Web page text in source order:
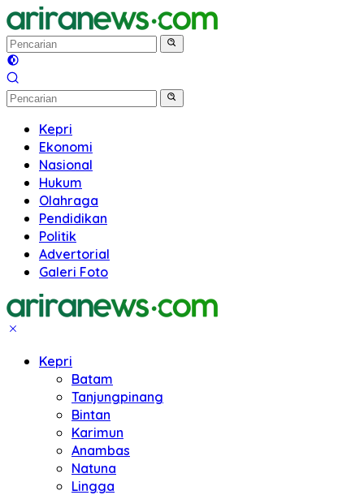
Langsung
ke
konten
Kepri
Ekonomi
Nasional
Hukum
Olahraga
Pendidikan
Politik
Advertorial
Galeri Foto
Kepri
Batam
Tanjungpinang
Bintan
Karimun
Anambas
Natuna
Lingga